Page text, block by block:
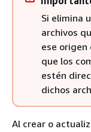
Si elimina
archivos
ese
que los
estén
dichos
Al crear o